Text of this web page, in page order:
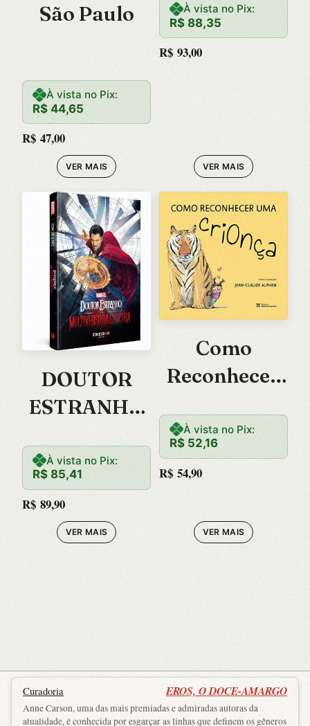
São Paulo
À vista no Pix:
R$ 44,65
R$ 47,00
VER MAIS
À vista no Pix:
R$ 88,35
R$ 93,00
VER MAIS
DOUTOR
ESTRANHO
MULTIVERS
O DA
LOUCURA
À vista no Pix:
R$ 85,41
R$ 89,90
VER MAIS
Como
Reconhecer
À vista no Pix:
R$ 52,16
R$ 54,90
VER MAIS
Curadoria EROS, O DOCE-AMARGO
Anne Carson, uma das mais premiadas e admiradas autoras da
atualidade, é conhecida por esgarçar as linhas que definem os gêneros